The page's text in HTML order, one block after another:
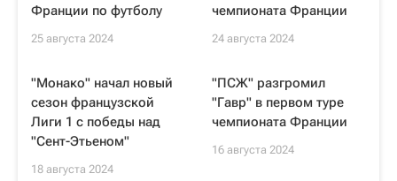
Франции по футболу
25 августа 2024
чемпионата Франции
24 августа 2024
"Монако" начал новый
сезон французской
Лиги 1 с победы над
"Сент-Этьеном"
18 августа 2024
"ПСЖ" разгромил
"Гавр" в первом туре
чемпионата Франции
16 августа 2024